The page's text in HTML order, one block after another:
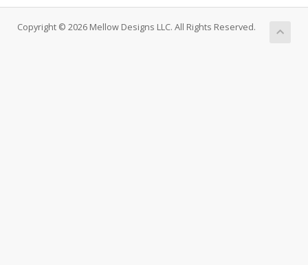
Copyright © 2026 Mellow Designs LLC. All Rights Reserved.